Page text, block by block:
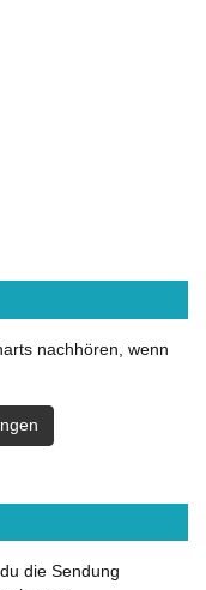
nachhören, wenn
die Sendung